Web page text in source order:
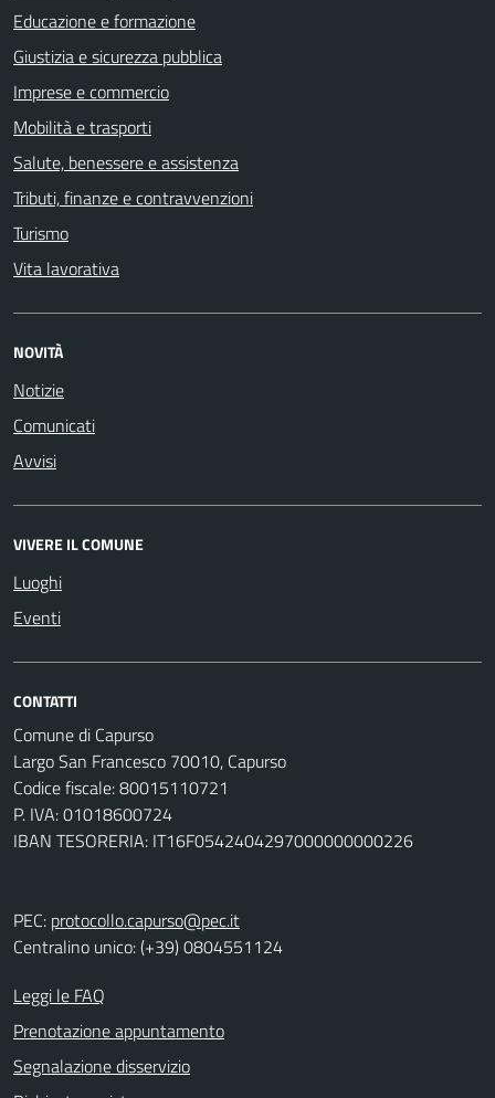
Educazione e formazione
Giustizia e sicurezza pubblica
Imprese e commercio
Mobilità e trasporti
Salute, benessere e assistenza
Tributi, finanze e contravvenzioni
Turismo
Vita lavorativa
NOVITÀ
Notizie
Comunicati
Avvisi
VIVERE IL COMUNE
Luoghi
Eventi
CONTATTI
Comune di Capurso
Largo San Francesco 70010, Capurso
Codice fiscale: 80015110721
P. IVA: 01018600724
IBAN TESORERIA: IT16F0542404297000000000226
PEC: protocollo.capurso@pec.it
Centralino unico: (+39) 0804551124
Leggi le FAQ
Prenotazione appuntamento
Segnalazione disservizio